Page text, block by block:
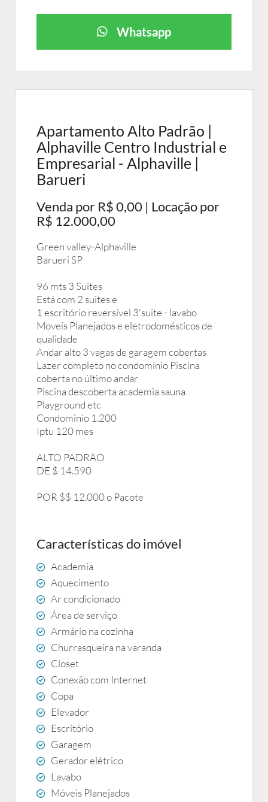
Whatsapp
Apartamento Alto Padrão |
Alphaville Centro Industrial e
Empresarial - Alphaville |
Barueri
Venda por R$ 0,00 | Locação por
R$ 12.000,00
Green valley-Alphaville
Barueri SP
96 mts 3 Suites
Está com 2 suites e
1 escritório reversível 3'suite - lavabo
Moveis Planejados e eletrodomésticos de
qualidade
Andar alto 3 vagas de garagem cobertas
Lazer completo no condomínio Piscina
coberta no último andar
Piscina descoberta academia sauna
Playground etc
Condominio 1.200
Iptu 120 mes
ALTO PADRÃO
DE $ 14.590
POR $$ 12.000 o Pacote
Características do imóvel
Academia
Aquecimento
Ar condicionado
Área de serviço
Armário na cozinha
Churrasqueira na varanda
Closet
Conexão com Internet
Copa
Elevador
Escritório
Garagem
Gerador elétrico
Lavabo
Móveis Planejados